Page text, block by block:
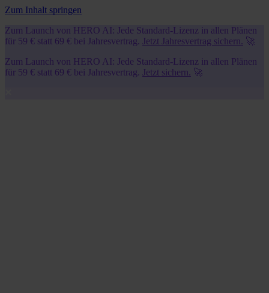
Zum Inhalt springen
Zum Launch von HERO AI: Jede Standard-Lizenz in allen Plänen
für 59 € statt 69 € bei Jahresvertrag. Jetzt Jahresvertrag sichern. 🚀
Zum Launch von HERO AI: Jede Standard-Lizenz in allen Plänen
für 59 € statt 69 € bei Jahresvertrag. Jetzt sichern. 🚀